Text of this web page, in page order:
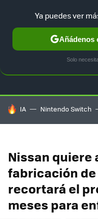
TESLA UBER AUTO
HOY SE HABLA DE
IA Nintendo Switch
Nissan quiere
fabricación
recortará el
meses para
Ya puedes ver
Añádenos
Solo